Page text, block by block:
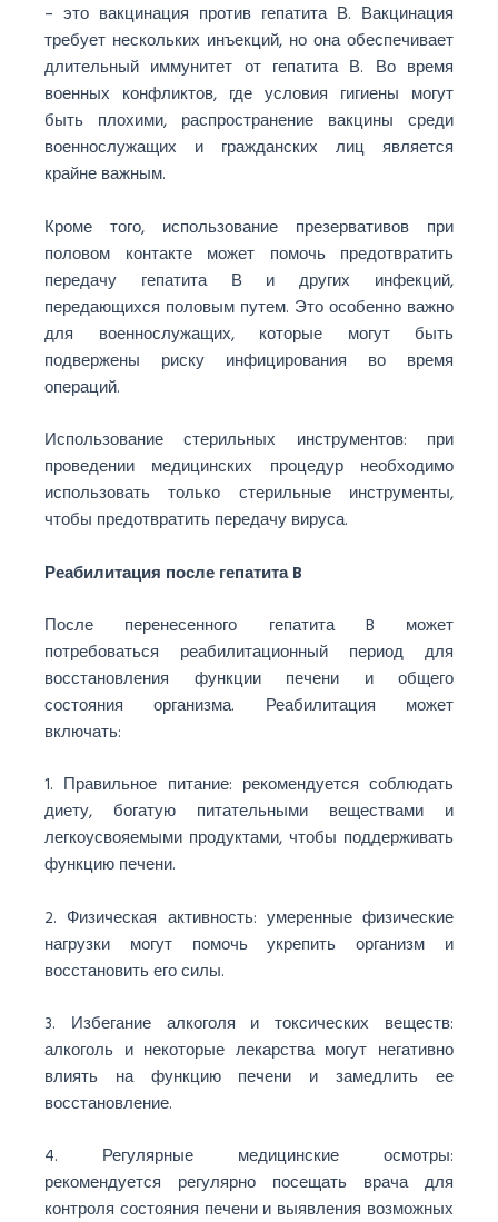
– это вакцинация против гепатита В. Вакцинация
требует нескольких инъекций, но она обеспечивает
длительный иммунитет от гепатита В. Во время
военных конфликтов, где условия гигиены могут
быть плохими, распространение вакцины среди
военнослужащих и гражданских лиц является
крайне важным.
Кроме того, использование презервативов при
половом контакте может помочь предотвратить
передачу гепатита В и других инфекций,
передающихся половым путем. Это особенно важно
для военнослужащих, которые могут быть
подвержены риску инфицирования во время
операций.
Использование стерильных инструментов: при
проведении медицинских процедур необходимо
использовать только стерильные инструменты,
чтобы предотвратить передачу вируса.
Реабилитация после гепатита B
После перенесенного гепатита B может
потребоваться реабилитационный период для
восстановления функции печени и общего
состояния организма. Реабилитация может
включать:
1. Правильное питание: рекомендуется соблюдать
диету, богатую питательными веществами и
легкоусвояемыми продуктами, чтобы поддерживать
функцию печени.
2. Физическая активность: умеренные физические
нагрузки могут помочь укрепить организм и
восстановить его силы.
3. Избегание алкоголя и токсических веществ:
алкоголь и некоторые лекарства могут негативно
влиять на функцию печени и замедлить ее
восстановление.
4. Регулярные медицинские осмотры:
рекомендуется регулярно посещать врача для
контроля состояния печени и выявления возможных